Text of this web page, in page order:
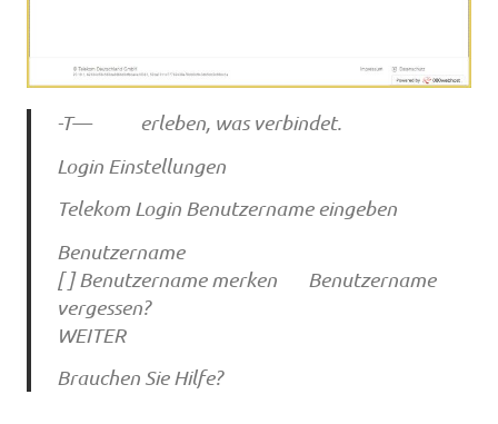
-T— erleben, was verbindet.
Login Einstellungen
Telekom Login Benutzername eingeben
Benutzername
[ ] Benutzername merken Benutzername
vergessen?
WEITER
Brauchen Sie Hilfe?